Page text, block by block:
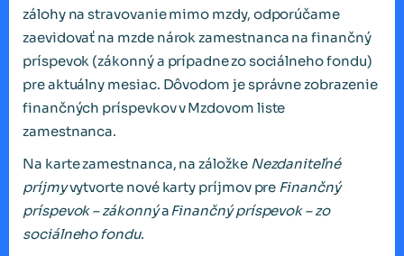
zálohy na stravovanie mimo mzdy, odporúčame
zaevidovať na mzde nárok zamestnanca na finančný
príspevok (zákonný a prípadne zo sociálneho fondu)
pre aktuálny mesiac. Dôvodom je správne zobrazenie
finančných príspevkov v Mzdovom liste
zamestnanca.
Na karte zamestnanca, na záložke Nezdaniteľné
príjmyvytvorte nové karty príjmov pre Finančný
príspevok – zákonnýa Finančný príspevok – zo
sociálneho fondu.